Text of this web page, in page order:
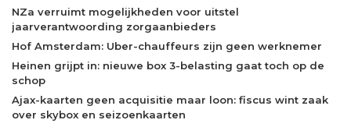
NZa verruimt mogelijkheden voor uitstel
jaarverantwoording zorgaanbieders
Hof Amsterdam: Uber-chauffeurs zijn geen werknemer
Heinen grijpt in: nieuwe box 3-belasting gaat toch op de
schop
Ajax-kaarten geen acquisitie maar loon: fiscus wint zaak
over skybox en seizoenkaarten